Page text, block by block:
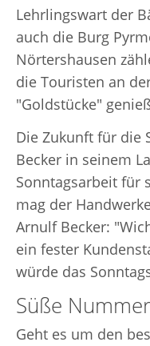
Lehrlingswart der
auch die Burg
Nörtershausen
die Touristen an
"Goldstücke"
Die Zukunft für die
Becker in seinem
Sonntagsarbeit für
mag der
Arnulf Becker:
ein fester
würde das
Süße
Geht es um den